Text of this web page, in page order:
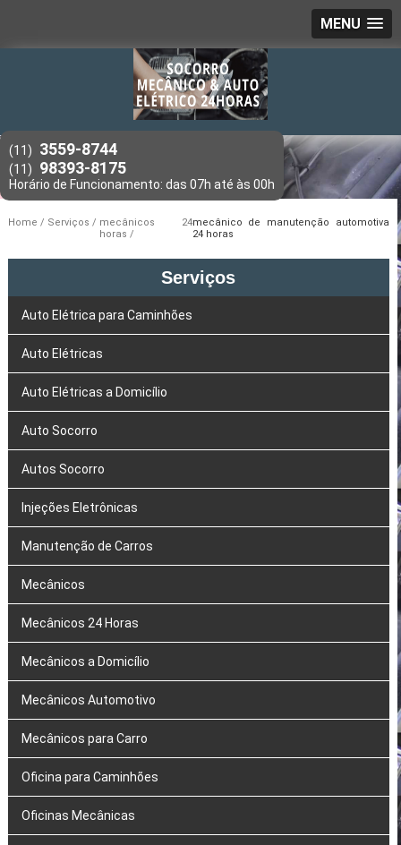
MENU
(11) 3559-8744
(11) 98393-8175
Home Serviços
mecânicos 24
horas
mecânico de manutenção automotiva
24 horas
Serviços
Auto Elétrica para Caminhões
Auto Elétricas
Auto Elétricas a Domicílio
Auto Socorro
Autos Socorro
Injeções Eletrônicas
Manutenção de Carros
Mecânicos
Mecânicos 24 Horas
Mecânicos a Domicílio
Mecânicos Automotivo
Mecânicos para Carro
Oficina para Caminhões
Oficinas Mecânicas